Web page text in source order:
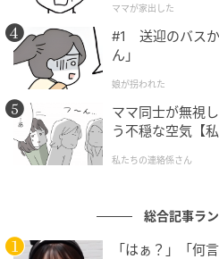
エキサイトニュース
ママが家出した
#1 送迎のバス
ん」
娘が拐われた
ママ同士が無視
う不穏な空気【
私たちの連絡係さん
総合記事ラ
「はぁ？」「何